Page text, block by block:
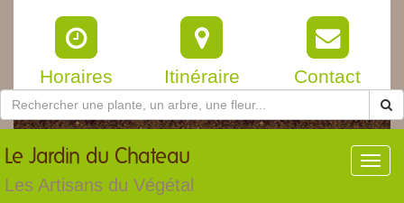
Horaires Itinéraire Contact
Le Jardin du Chateau
Les Artisans du Végétal